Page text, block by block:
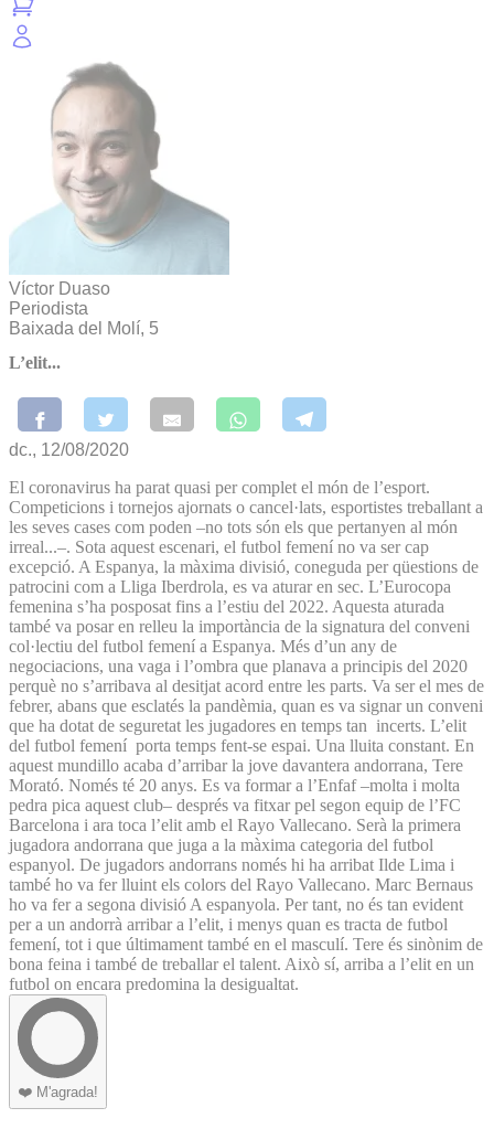
Víctor Duaso
Periodista
Baixada del Molí, 5
L’elit...
dc., 12/08/2020
El coronavirus ha parat quasi per complet el món de l’esport.
Competicions i tornejos ajornats o cancel·lats, esportistes treballant a
les seves cases com poden –no tots són els que pertanyen al món
irreal...–. Sota aquest escenari, el futbol femení no va ser cap
excepció. A Espanya, la màxima divisió, coneguda per qüestions de
patrocini com a Lliga Iberdrola, es va aturar en sec. L’Eurocopa
femenina s’ha posposat fins a l’estiu del 2022. Aquesta aturada
també va posar en relleu la importància de la signatura del conveni
col·lectiu del futbol femení a Espanya. Més d’un any de
negociacions, una vaga i l’ombra que planava a principis del 2020
perquè no s’arribava al desitjat acord entre les parts. Va ser el mes de
febrer, abans que esclatés la pandèmia, quan es va signar un conveni
que ha dotat de seguretat les jugadores en temps tan incerts. L’elit
del futbol femení porta temps fent-se espai. Una lluita constant. En
aquest mundillo acaba d’arribar la jove davantera andorrana, Tere
Morató. Només té 20 anys. Es va formar a l’Enfaf –molta i molta
pedra pica aquest club– després va fitxar pel segon equip de l’FC
Barcelona i ara toca l’elit amb el Rayo Vallecano. Serà la primera
jugadora andorrana que juga a la màxima categoria del futbol
espanyol. De jugadors andorrans només hi ha arribat Ilde Lima i
també ho va fer lluint els colors del Rayo Vallecano. Marc Bernaus
ho va fer a segona divisió A espanyola. Per tant, no és tan evident
per a un andorrà arribar a l’elit, i menys quan es tracta de futbol
femení, tot i que últimament també en el masculí. Tere és sinònim de
bona feina i també de treballar el talent. Això sí, arriba a l’elit en un
futbol on encara predomina la desigualtat.
❤️ M'agrada!